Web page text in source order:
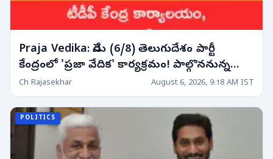
Praja Vedika: నేడు (6/8) తెలుగుదేశం పార్టీ
కేంద్రంలో 'ప్రజా వేదిక' కార్యక్రమం! పాల్గొననున్న
నాయకుల షెడ్యూల్!
Ch Rajasekhar August 6, 2026, 9:18 AM IST
POLITICS